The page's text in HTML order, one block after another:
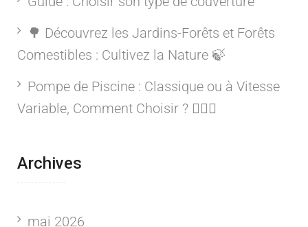
🌳 Découvrez les Jardins-Forêts et Forêts
Comestibles : Cultivez la Nature 🍃
Pompe de Piscine : Classique ou à Vitesse
Variable, Comment Choisir ? 🏊‍♂️💦
Archives
mai 2026